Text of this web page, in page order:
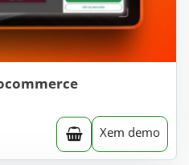
Xem demo